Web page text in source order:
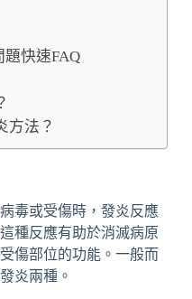
快速FAQ
方法？
毒或受傷時，發炎反應
種反應有助於消滅病原
傷部位的功能。一般而
炎兩種。